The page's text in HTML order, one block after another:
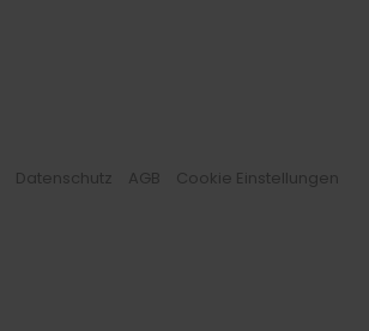
Datenschutz AGB Cookie Einstellungen